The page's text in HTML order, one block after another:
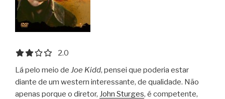
2.0 out of 5.0 stars
2.0
Lá pelo meio de Joe Kidd, pensei que poderia estar
diante de um western interessante, de qualidade. Não
apenas porque o diretor, John Sturges, é competente,